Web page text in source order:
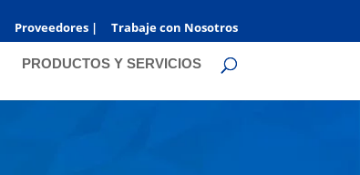
Proveedores | Trabaje con Nosotros
PRODUCTOS Y SERVICIOS